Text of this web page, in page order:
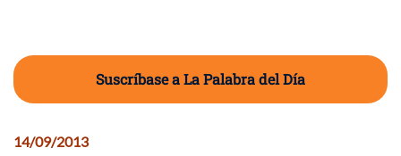
Suscríbase a La Palabra del Día
14/09/2013